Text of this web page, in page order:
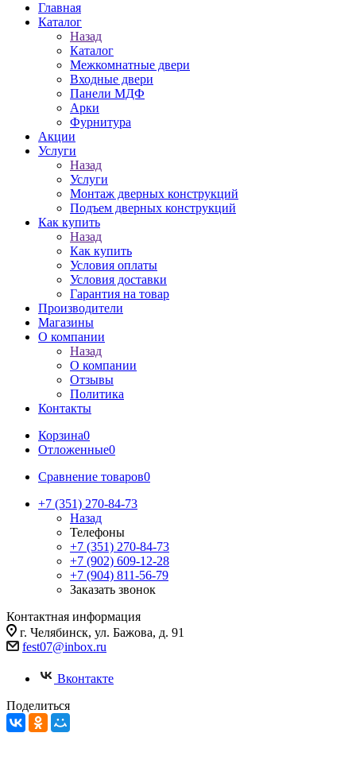
Главная
Каталог
Назад
Каталог
Межкомнатные двери
Входные двери
Панели МДФ
Арки
Фурнитура
Акции
Услуги
Назад
Услуги
Монтаж дверных конструкций
Подъем дверных конструкций
Как купить
Назад
Как купить
Условия оплаты
Условия доставки
Гарантия на товар
Производители
Магазины
О компании
Назад
О компании
Отзывы
Политика
Контакты
Корзина0
Отложенные0
Сравнение товаров0
+7 (351) 270-84-73
Назад
Телефоны
+7 (351) 270-84-73
+7 (902) 609-12-28
+7 (904) 811-56-79
Заказать звонок
Контактная информация
г. Челябинск, ул. Бажова, д. 91
fest07@inbox.ru
Вконтакте
Поделиться